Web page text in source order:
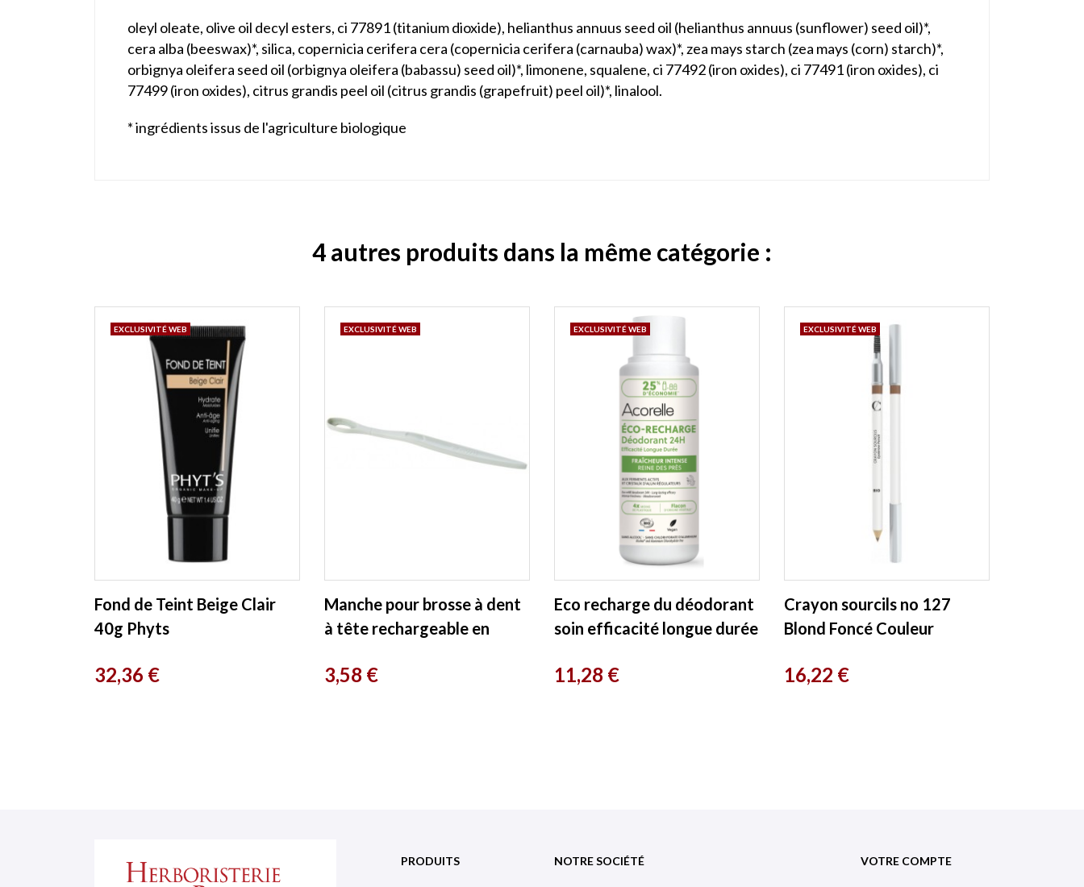
oleyl oleate, olive oil decyl esters, ci 77891 (titanium dioxide), helianthus annuus seed oil (helianthus annuus (sunflower) seed oil)*,
cera alba (beeswax)*, silica, copernicia cerifera cera (copernicia cerifera (carnauba) wax)*, zea mays starch (zea mays (corn) starch)*,
orbignya oleifera seed oil (orbignya oleifera (babassu) seed oil)*, limonene, squalene, ci 77492 (iron oxides), ci 77491 (iron oxides), ci
77499 (iron oxides), citrus grandis peel oil (citrus grandis (grapefruit) peel oil)*, linalool.
* ingrédients issus de l'agriculture biologique
4 autres produits dans la même catégorie :
Fond de Teint Beige Clair
40g Phyts
Prix
32,36 €
EXCLUSIVITÉ WEB
Manche pour brosse à dent
à tête rechargeable en
Prix
3,58 €
EXCLUSIVITÉ WEB
Eco recharge du déodorant
soin efficacité longue durée
Prix
11,28 €
EXCLUSIVITÉ WEB
Crayon sourcils no 127
Blond Foncé Couleur
Prix
16,22 €
EXCLUSIVITÉ WEB
PRODUITS NOTRE SOCIÉTÉ VOTRE COMPTE